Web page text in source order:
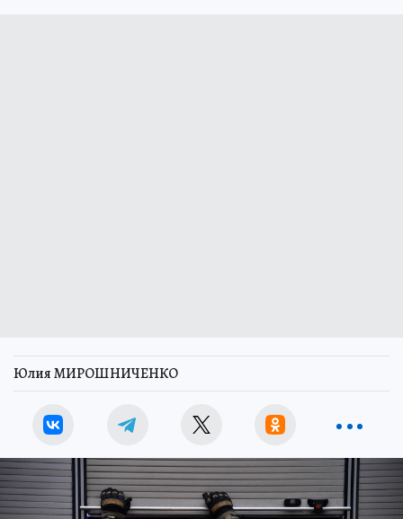
Юлия МИРОШНИЧЕНКО